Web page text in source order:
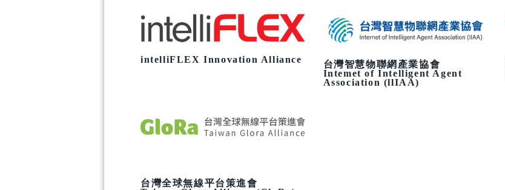
intelliFLEX Innovation Alliance
台灣智慧物聯網產業協會
Intemet of Intelligent Agent
Association (llIAA)
台灣全球無線平台策進會